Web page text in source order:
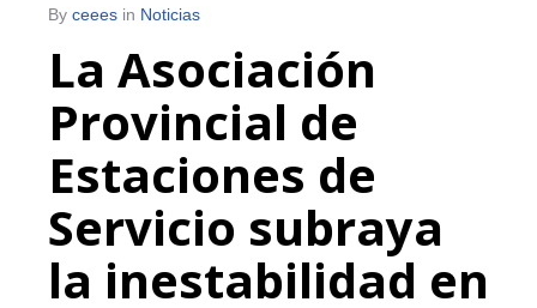
By ceees in Noticias
La Asociación
Provincial de
Estaciones de
Servicio subraya
la inestabilidad en